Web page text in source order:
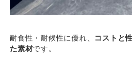
耐食性・耐候性に優れ、
コストと
た素材です。